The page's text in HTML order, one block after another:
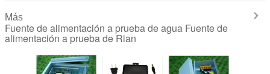
Más
Fuente de alimentación a prueba de agua Fuente de
alimentación a prueba de Rian